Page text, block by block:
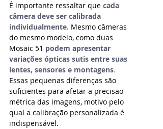
É importante ressaltar que cada
câmera deve ser calibrada
individualmente. Mesmo câmeras
do mesmo modelo, como duas
Mosaic 51 podem apresentar
variações ópticas sutis entre suas
lentes, sensores e montagens.
Essas pequenas diferenças são
suficientes para afetar a precisão
métrica das imagens, motivo pelo
qual a calibração personalizada é
indispensável.